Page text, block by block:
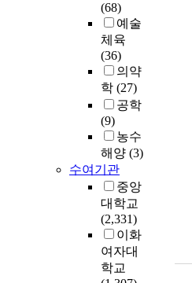
(68)
예술
체육
(36)
의약
학 (27)
공학
(9)
농수
해양 (3)
수여기관
중앙
대학교
(2,331)
이화
여자대
학교